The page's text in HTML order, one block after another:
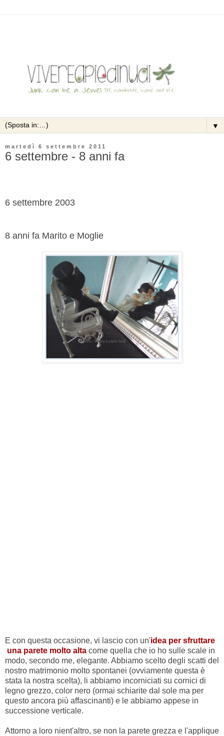
▼
martedì 6 settembre 2011
6 settembre - 8 anni fa
6 settembre 2003
8 anni fa Marito e Moglie
E con questa occasione, vi lascio con un'idea per sfruttare
una parete molto alta come quella che io ho sulle scale in
modo, secondo me, elegante. Abbiamo scelto degli scatti del
nostro matrimonio molto spontanei (ovviamente questa è
stata la nostra scelta), li abbiamo incorniciati su cornici di
legno grezzo, color nero (ormai schiarite dal sole ma per
questo ancora più affascinanti) e le abbiamo appese in
successione verticale.
Attorno a loro nient'altro, se non la parete grezza e l'applique